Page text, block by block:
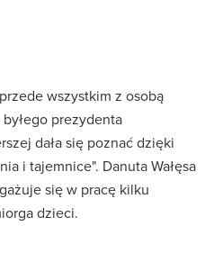
wszystkim z osobą
prezydenta
dała się poznać dzięki
i tajemnice". Danuta Wałęsa
się w pracę kilku
dzieci.